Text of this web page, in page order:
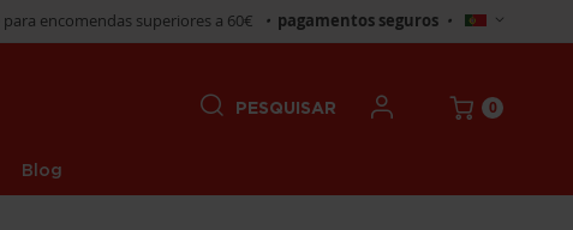
para encomendas superiores a 60€ • pagamentos seguros •
Selecionar
Loja
Blog
PESQUISAR 0